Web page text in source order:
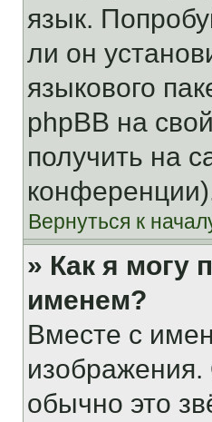
язык.
ли он
языкового
phpBB на
получить на
Вернуться к
» Как я могу
именем?
Вместе с
обычно это